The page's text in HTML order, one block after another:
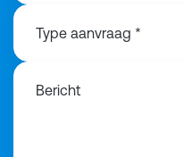
Bericht